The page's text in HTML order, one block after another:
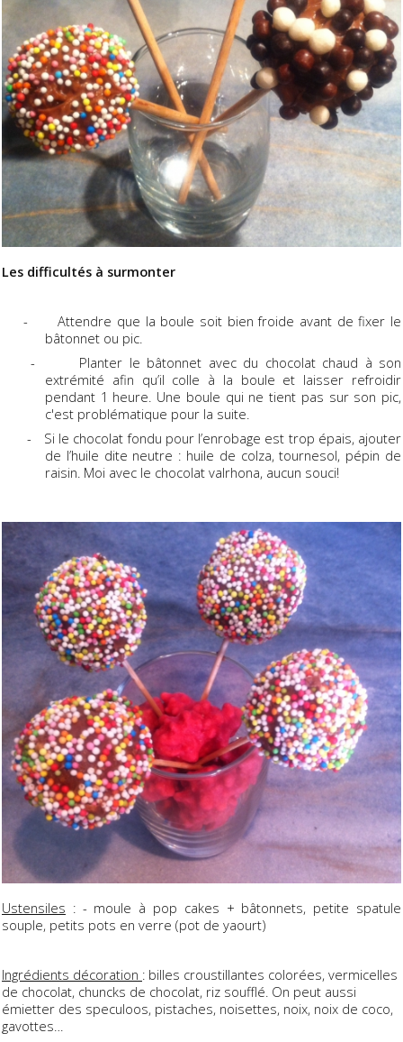
Les difficultés à surmonter
-
Attendre que la boule soit bien froide avant de fixer le
bâtonnet ou pic.
-
Planter le bâtonnet avec du chocolat chaud à son
extrémité afin qu’il colle à la boule et laisser refroidir
pendant 1 heure. Une boule qui ne tient pas sur son pic,
c'est problématique pour la suite.
-
Si le chocolat fondu pour l’enrobage est trop épais, ajouter
de l’huile dite neutre : huile de colza, tournesol, pépin de
raisin. Moi avec le chocolat valrhona, aucun souci!
Ustensiles : - moule à pop cakes + bâtonnets, petite spatule
souple, petits pots en verre (pot de yaourt)
Ingrédients décoration : billes croustillantes colorées, vermicelles
de chocolat, chuncks de chocolat, riz soufflé. On peut aussi
émietter des speculoos, pistaches, noisettes, noix, noix de coco,
gavottes…